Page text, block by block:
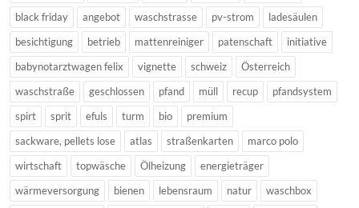
black friday
angebot waschstrasse pv-strom
ladesäulen
besichtigung
betrieb mattenreiniger patenschaft
initiative
babynotarztwagen felix
vignette schweiz
Österreich
waschstraße
geschlossen pfand müll recup
pfandsystem
spirt
sprit efuls turm bio
premium
sackware, pellets lose
atlas straßenkarten
marco polo
wirtschaft
topwäsche Ölheizung
energieträger
wärmeversorgung
bienen lebensraum natur
waschbox